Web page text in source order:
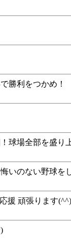
勝利をつかめ！
球場全部を盛
のない野球をし
援 頑張ります